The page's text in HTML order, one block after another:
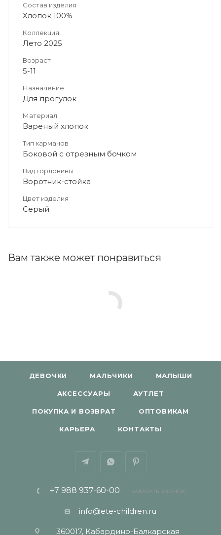
Состав изделия
Хлопок 100%
Коллекция
Лето 2025
Возраст
5-11
Назначение
Для прогулок
Материал
Вареный хлопок
Тип карманов
Боковой с отрезным бочком
Вид горловины
Воротник-стойка
Цвет изделия
Серый
Вам также может понравиться
ДЕВОЧКИ МАЛЬЧИКИ МАЛЫШИ
АКСЕССУАРЫ АУТЛЕТ
ПОКУПКА И ВОЗВРАТ ОПТОВИКАМ
КАРЬЕРА КОНТАКТЫ
+7 988 937-60-00 ЗАКАЗАТЬ ЗВОНОК
info@ete-children.ru
360017, Кабардино-Балкарская